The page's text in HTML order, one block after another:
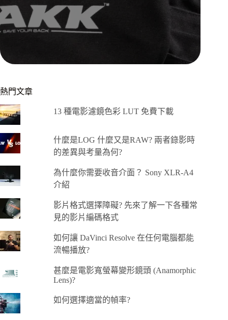
熱門文章
13 種電影濾鏡色彩 LUT 免費下載
什麼是LOG 什麼又是RAW? 兩者錄影時
的差異與考量為何?
為什麼你需要收音介面？ Sony XLR-A4
介紹
影片格式選擇障礙? 先來了解一下各種常
見的影片編碼格式
如何讓 DaVinci Resolve 在任何電腦都能
流暢播放?
甚麼是電影寬螢幕變形鏡頭 (Anamorphic
Lens)?
如何選擇適當的幀率?